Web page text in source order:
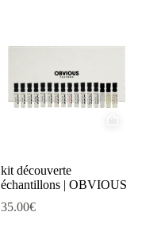
kit découverte
échantillons | OBVIOUS
35.00€